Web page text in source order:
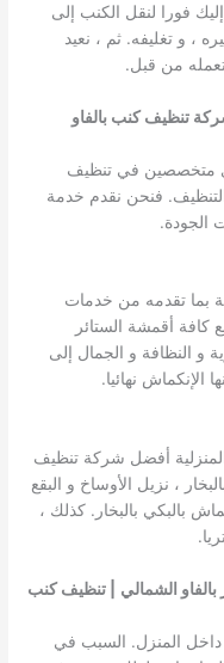
فورا لنقل الكنب إلى
، و تغليفه. ثم ، نعيد
من قبل.
تنظيف كنب بالفاو
متخصصين في تنظيف
فنحن نقدم خدمة
الجودة.
بما تقدمه من خدمات
كافة أقمشة الستائر
و النظافة و الجمال إلى
الإنكماش نهائيا.
أفضل شركة تنظيف
، نزيل الأوساخ و البقع
بالبكي بالبخار. كذلك ،
الشمالي
| تنظيف كنب
داخل المنزل. السبب في